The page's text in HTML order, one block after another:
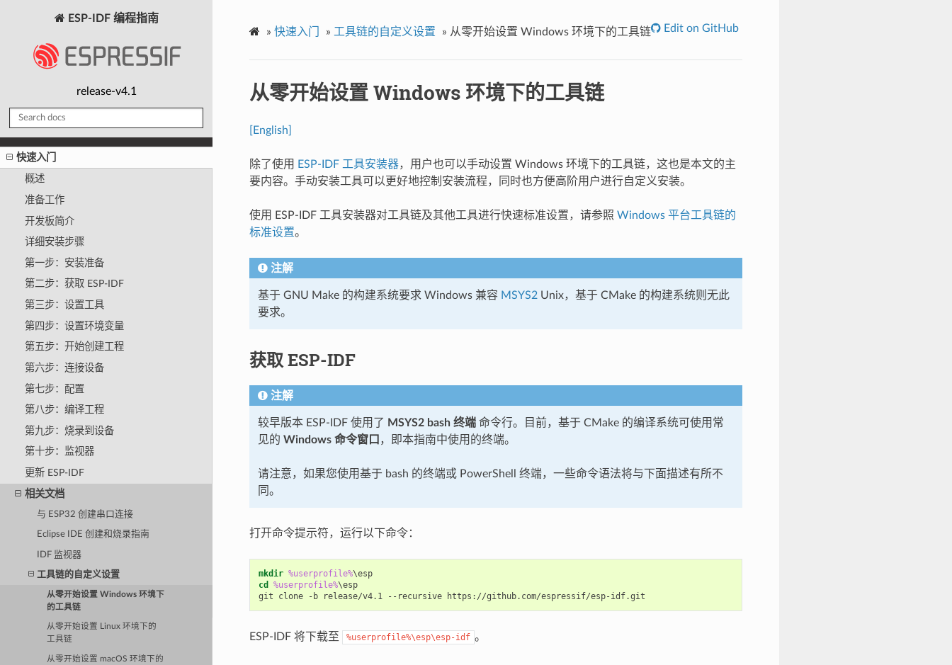
ESP-IDF 编程指南
release-v4.1
快速入门
概述
准备工作
开发板简介
详细安装步骤
第一步：安装准备
第二步：获取 ESP-IDF
第三步：设置工具
第四步：设置环境变量
第五步：开始创建工程
第六步：连接设备
第七步：配置
第八步：编译工程
第九步：烧录到设备
第十步：监视器
更新 ESP-IDF
相关文档
与 ESP32 创建串口连接
Eclipse IDE 创建和烧录指南
IDF 监视器
工具链的自定义设置
从零开始设置 Windows 环境下
的工具链
从零开始设置 Linux 环境下的
工具链
从零开始设置 macOS 环境下的
» 快速入门 » 工具链的自定义设置 » 从零开始设置 Windows 环境下的工具链 Edit on GitHub
从零开始设置 Windows 环境下的工具链
[English]
除了使用 ESP-IDF 工具安装器，用户也可以手动设置 Windows 环境下的工具链，这也是本文的主
要内容。手动安装工具可以更好地控制安装流程，同时也方便高阶用户进行自定义安装。
使用 ESP-IDF 工具安装器对工具链及其他工具进行快速标准设置，请参照 Windows 平台工具链的
标准设置。
注解
基于 GNU Make 的构建系统要求 Windows 兼容 MSYS2Unix，基于 CMake 的构建系统则无此
要求。
获取 ESP-IDF
注解
较早版本 ESP-IDF 使用了 MSYS2 bash 终端命令行。目前，基于 CMake 的编译系统可使用常
见的 Windows 命令窗口 ，即本指南中使用的终端。
请注意，如果您使用基于 bash 的终端或 PowerShell 终端，一些命令语法将与下面描述有所不
同。
打开命令提示符，运行以下命令：
mkdir %userprofile%
\esp
cd
%userprofile%\esp
ESP-IDF 将下载至 %userprofile%\esp\esp-idf 。